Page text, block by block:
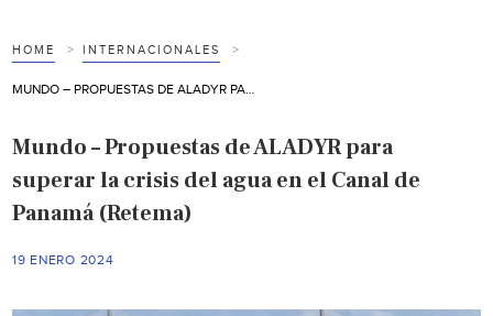
HOME INTERNACIONALES
Mundo – Propuestas de ALADYR para
superar la crisis del agua en el Canal de
Panamá (Retema)
19 ENERO 2024